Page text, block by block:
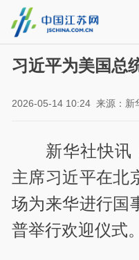
习近平为美国总
2026-05-14 10:24 来源：新
新华社快讯
主席习近平在北
场为来华进行国
普举行欢迎仪式。